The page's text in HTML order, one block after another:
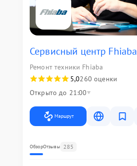
Сервисный центр Fhiaba
Ремонт техники Fhiaba
5,0260 оценки
Открыто до 21:00
Маршрут
ОбзорОтзывы 285